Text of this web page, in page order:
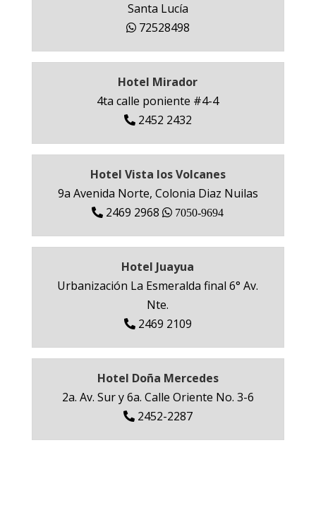
Santa Lucía
72528498
Hotel Mirador
4ta calle poniente #4-4
2452 2432
Hotel Vista los Volcanes
9a Avenida Norte, Colonia Diaz Nuilas
2469 2968
7050-9694
Hotel Juayua
Urbanización La Esmeralda final 6° Av.
Nte.
2469 2109
Hotel Doña Mercedes
2a. Av. Sur y 6a. Calle Oriente No. 3-6
2452-2287